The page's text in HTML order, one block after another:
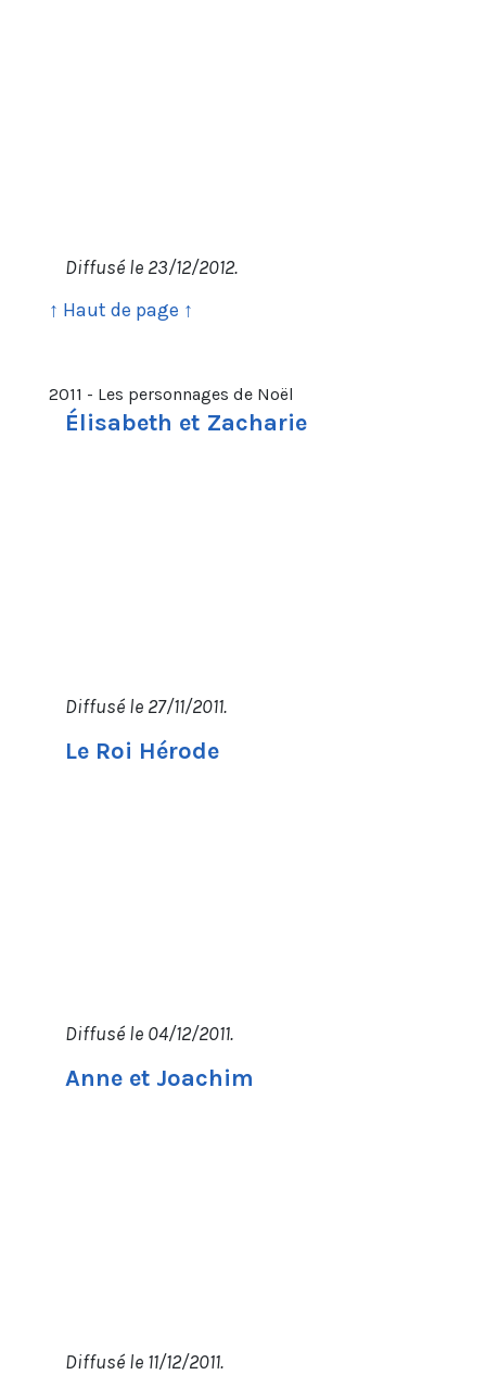
Diffusé le 23/12/2012.
↑ Haut de page ↑
2011 - Les personnages de Noël
Élisabeth et Zacharie
Diffusé le 27/11/2011.
Le Roi Hérode
Diffusé le 04/12/2011.
Anne et Joachim
Diffusé le 11/12/2011.